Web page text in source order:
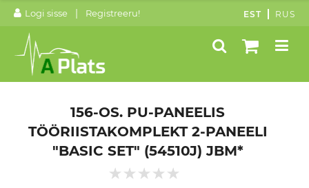
Logi sisse | Registreeru! EST RUS
156-OS. PU-PANEELIS
TÖÖRIISTAKOMPLEKT 2-PANEELI
"BASIC SET" (54510J) JBM*